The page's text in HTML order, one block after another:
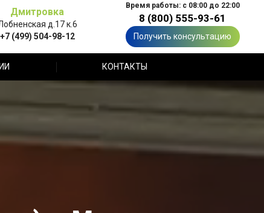
Дмитровка
д.17 к.6
+7 (499) 504-98-12
Время работы: с 08:00 до 22:00
8 (800) 555-93-61
Получить консультацию
КОНТАКТЫ